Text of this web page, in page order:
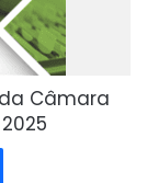
Câmara